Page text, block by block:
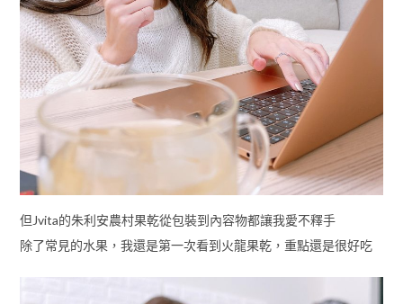
但Jvita的朱利安農村果乾從包裝到內容物都讓我愛不釋手
除了常見的水果，我還是第一次看到火龍果乾，重點還是很好吃